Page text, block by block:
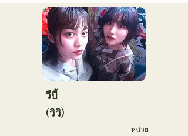
โตเกียว โดยมีเป้าหมายที่จะ
แสดงในศึกเพลงแดงและขาว
พวกเขามียอดวิวบนโซเชียลมี
เดียมากกว่า 3.5 ล้านครั้ง
และมีผู้ติดตามมากกว่า
119,000 คน!
นอกจากนี้ พวกเขายังได้รับ
เลือกให้ร้องเพลงธีมการ
แข่งขันเบสบอลระดับมัธยม
ปลาย All Japan ครั้งที่ 106
วีบี้
(วิวิ)
หน่วย